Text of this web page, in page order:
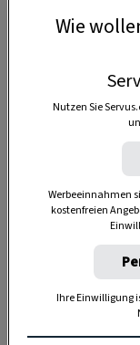
Wie
Nutzen Sie
Werbeeinnahmen
kostenfreien
Ihre Einwilligung